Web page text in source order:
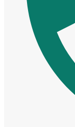
Các loại cửa